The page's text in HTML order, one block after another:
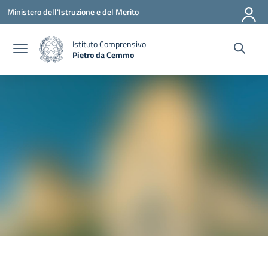
Vai ai contenuti
Vai al menu di navigazione
Vai al footer
Ministero dell'Istruzione e del Merito
Istituto Comprensivo
Pietro da Cemmo